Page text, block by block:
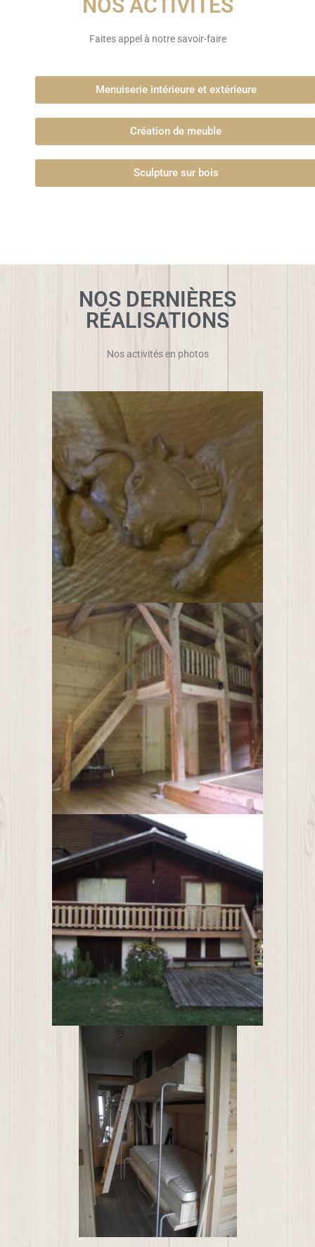
NOS ACTIVITÉS
Faites appel à notre savoir-faire
Menuiserie intérieure et extérieure
Création de meuble
Sculpture sur bois
NOS DERNIÈRES
RÉALISATIONS
Nos activités en photos